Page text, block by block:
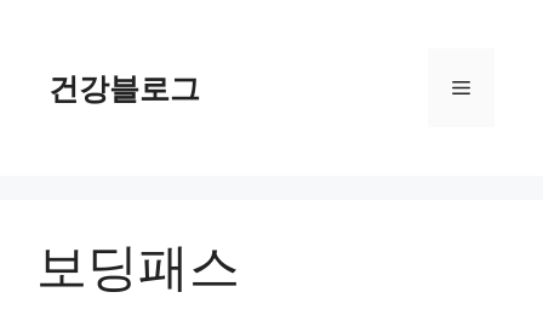
건강블로그 메
보딩패스